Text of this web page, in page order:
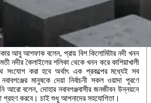
আবু আশফাক বলেন, প্রায় বিশ কিলোমিটার নদী খনন
নদীর কৈলাইলের শলিকা থেকে খনন করে কাশিয়াখালী
সংযোগ করা হবে অর্থাৎ এক প্রকল্পের মধ্যেই সব
মানুষকে দেয়া নির্বাচনী সকল ওয়াদা পূরণে
আরো বলেন, দোহার নবাবগঞ্জবাসীর জনজীবন উন্নয়নে
গ্রহণ করবে। চাই শুধু আপনাদের সহযোগিতা।